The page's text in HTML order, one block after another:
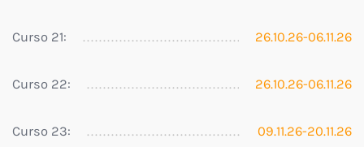
Curso 21: 26.10.26-06.11.26
Curso 22: 26.10.26-06.11.26
Curso 23: 09.11.26-20.11.26